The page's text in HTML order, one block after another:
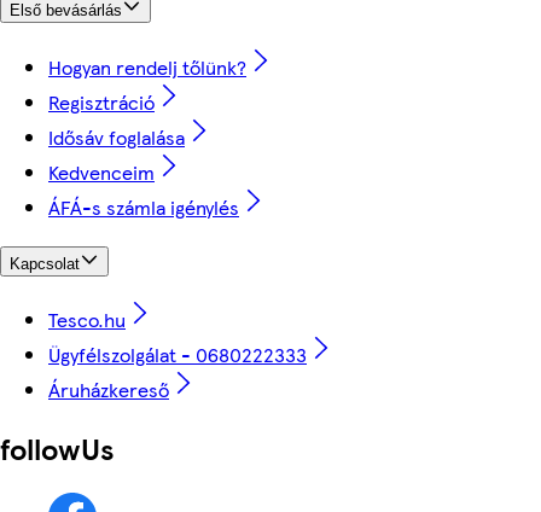
Első bevásárlás
Hogyan rendelj tőlünk?
Regisztráció
Idősáv foglalása
Kedvenceim
ÁFÁ-s számla igénylés
Kapcsolat
Tesco.hu
Ügyfélszolgálat - 0680222333
Áruházkereső
followUs